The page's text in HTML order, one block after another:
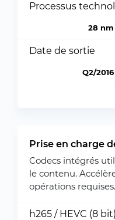
Processus
28 nm
Date de sortie
Q2/2016
Prise en charge
Codecs intégrés
le contenu.
opérations requises.
h265 / HEVC (8 bit)